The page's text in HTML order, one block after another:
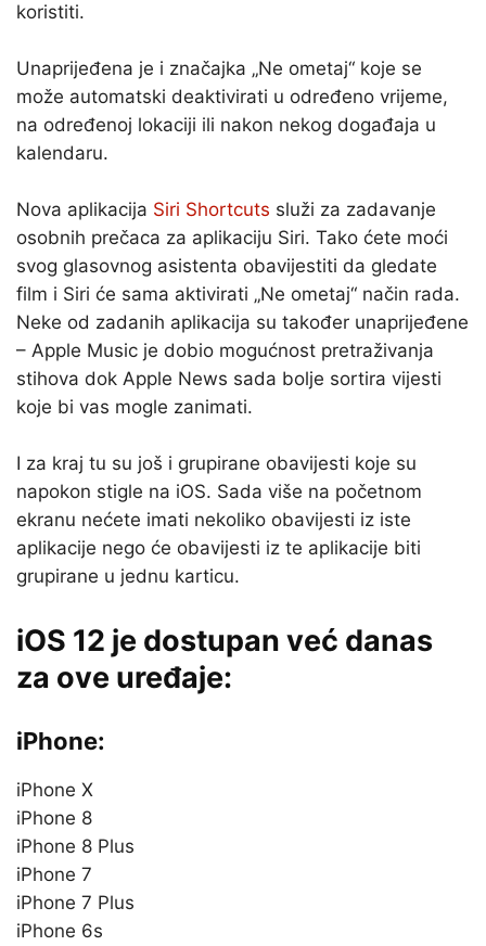
koristiti.
Unaprijeđena je i značajka „Ne ometaj“ koje se
može automatski deaktivirati u određeno vrijeme,
na određenoj lokaciji ili nakon nekog događaja u
kalendaru.
Nova aplikacija Siri Shortcuts služi za zadavanje
osobnih prečaca za aplikaciju Siri. Tako ćete moći
svog glasovnog asistenta obavijestiti da gledate
film i Siri će sama aktivirati „Ne ometaj“ način rada.
Neke od zadanih aplikacija su također unaprijeđene
– Apple Music je dobio mogućnost pretraživanja
stihova dok Apple News sada bolje sortira vijesti
koje bi vas mogle zanimati.
I za kraj tu su još i grupirane obavijesti koje su
napokon stigle na iOS. Sada više na početnom
ekranu nećete imati nekoliko obavijesti iz iste
aplikacije nego će obavijesti iz te aplikacije biti
grupirane u jednu karticu.
iOS 12 je dostupan već danas
za ove uređaje:
iPhone:
iPhone X
iPhone 8
iPhone 8 Plus
iPhone 7
iPhone 7 Plus
iPhone 6s